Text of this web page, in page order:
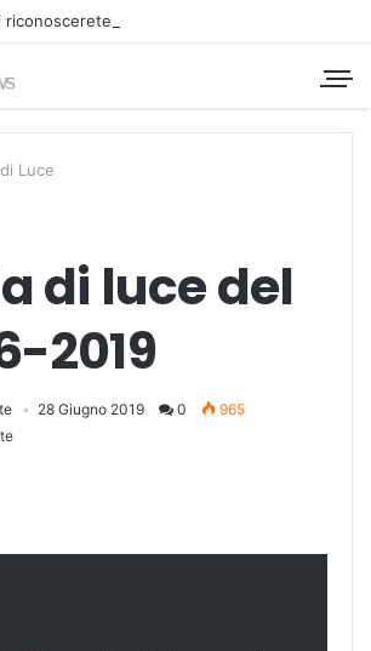
riconoscerete
Luce
di luce del
2019
28 Giugno 2019 0
965